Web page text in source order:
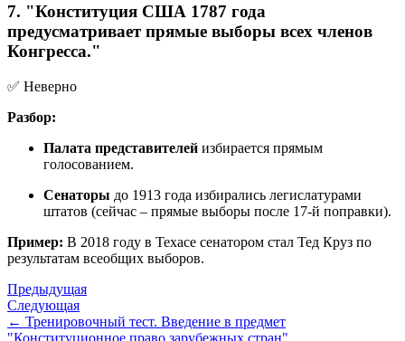
7. "Конституция США 1787 года
предусматривает прямые выборы всех членов
Конгресса."
✅ Неверно
Разбор:
Палата представителей избирается прямым
голосованием.
Сенаторы до 1913 года избирались легислатурами
штатов (сейчас – прямые выборы после 17-й поправки).
Пример: В 2018 году в Техасе сенатором стал Тед Круз по
результатам всеобщих выборов.
Предыдущая
Следующая
← Тренировочный тест. Введение в предмет
"Конституционное право зарубежных стран".